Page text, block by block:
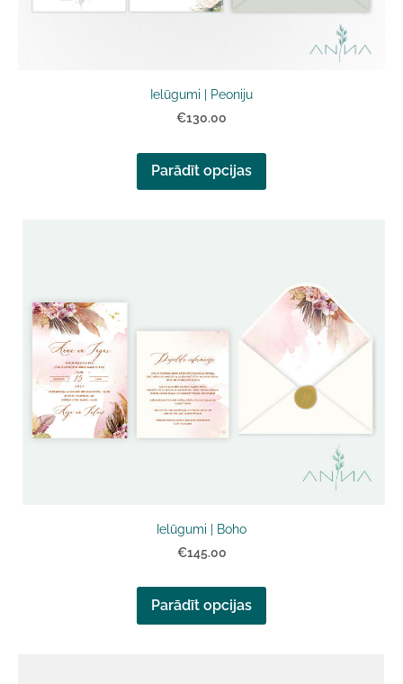
Ielūgumi | Peoniju
€130.00
Parādīt opcijas
Ielūgumi | Boho
€145.00
Parādīt opcijas